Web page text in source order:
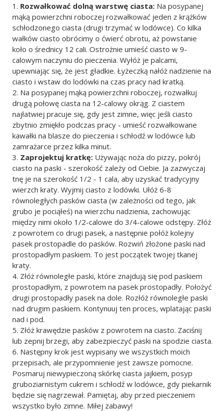
Rozwałkować dolną warstwę ciasta: Na posypanej
mąką powierzchni roboczej rozwałkować jeden z krążków
schłodzonego ciasta (drugi trzymać w lodówce). Co kilka
wałków ciasto obrócimy o ćwierć obrotu, aż powstanie
koło o średnicy 12 cali. Ostrożnie umieść ciasto w 9-
calowym naczyniu do pieczenia. Wyłóż je palcami,
upewniając się, że jest gładkie. Łyżeczką nałóż nadzienie na
ciasto i wstaw do lodówki na czas pracy nad kratką.
Na posypanej mąką powierzchni roboczej, rozwałkuj
drugą połowę ciasta na 12-calowy okrąg. Z ciastem
najłatwiej pracuje się, gdy jest zimne, więc jeśli ciasto
zbytnio zmiękło podczas pracy - umieść rozwałkowane
kawałki na blasze do pieczenia i schłodź w lodówce lub
zamrażarce przez kilka minut.
Zaprojektuj kratkę: Używając noża do pizzy, pokrój
ciasto na paski - szerokość zależy od Ciebie. Ja zazwyczaj
tnę je na szerokość 1/2 - 1 cala, aby uzyskać tradycyjny
wierzch kraty. Wyjmij ciasto z lodówki. Ułóż 6-8
równoległych pasków ciasta (w zależności od tego, jak
grubo je pociąłeś) na wierzchu nadzienia, zachowując
między nimi około 1/2-calowe do 3/4-calowe odstępy. Złóż
z powrotem co drugi pasek, a następnie połóż kolejny
pasek prostopadle do pasków. Rozwiń złożone paski nad
prostopadłym paskiem. To jest początek twojej tkanej
kraty.
Złóż równoległe paski, które znajdują się pod paskiem
prostopadłym, z powrotem na pasek prostopadły. Położyć
drugi prostopadły pasek na dole. Rozłóż równoległe paski
nad drugim paskiem. Kontynuuj ten proces, wplatając paski
nad i pod.
Złóż krawędzie pasków z powrotem na ciasto. Zaciśnij
lub zepnij brzegi, aby zabezpieczyć paski na spodzie ciasta.
Następny krok jest wypisany we wszystkich moich
przepisach, ale przypomnienie jest zawsze pomocne.
Posmaruj niewypieczoną skórkę ciasta jajkiem, posyp
gruboziarnistym cukrem i schłodź w lodówce, gdy piekarnik
będzie się nagrzewał. Pamiętaj, aby przed pieczeniem
wszystko było zimne. Miłej zabawy!